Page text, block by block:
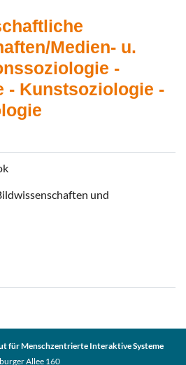
Medien- u.
-
- Kunstsoziologie -
und
für Menschzentrierte Interaktive Systeme
Allee 160